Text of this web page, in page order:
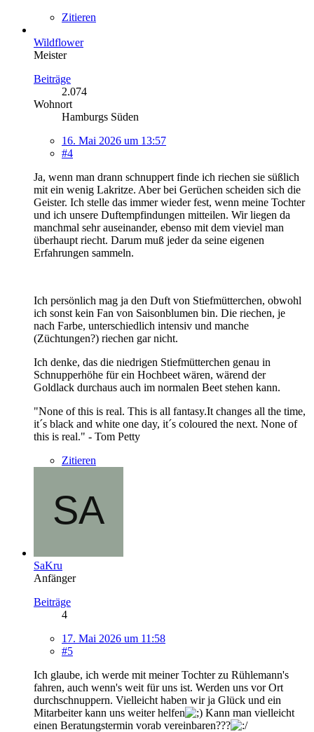
Zitieren
Wildflower
Meister
Beiträge
2.074
Wohnort
Hamburgs Süden
16. Mai 2026 um 13:57
#4
Ja, wenn man drann schnuppert finde ich riechen sie süßlich
mit ein wenig Lakritze. Aber bei Gerüchen scheiden sich die
Geister. Ich stelle das immer wieder fest, wenn meine Tochter
und ich unsere Duftempfindungen mitteilen. Wir liegen da
manchmal sehr auseinander, ebenso mit dem vieviel man
überhaupt riecht. Darum muß jeder da seine eigenen
Erfahrungen sammeln.
Ich persönlich mag ja den Duft von Stiefmütterchen, obwohl
ich sonst kein Fan von Saisonblumen bin. Die riechen, je
nach Farbe, unterschiedlich intensiv und manche
(Züchtungen?) riechen gar nicht.
Ich denke, das die niedrigen Stiefmütterchen genau in
Schnupperhöhe für ein Hochbeet wären, wärend der
Goldlack durchaus auch im normalen Beet stehen kann.
"None of this is real. This is all fantasy.It changes all the time,
it´s black and white one day, it´s coloured the next. None of
this is real." - Tom Petty
Zitieren
SaKru
Anfänger
Beiträge
4
17. Mai 2026 um 11:58
#5
Ich glaube, ich werde mit meiner Tochter zu Rühlemann's
fahren, auch wenn's weit für uns ist. Werden uns vor Ort
durchschnuppern. Vielleicht haben wir ja Glück und ein
Mitarbeiter kann uns weiter helfen
Kann man vielleicht
einen Beratungstermin vorab vereinbaren???